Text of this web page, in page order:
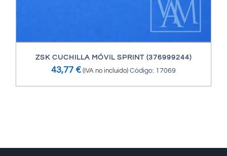
ZSK CUCHILLA MÓVIL SPRINT (376999244)
43,77 € (IVA no incluido) Código: 17069